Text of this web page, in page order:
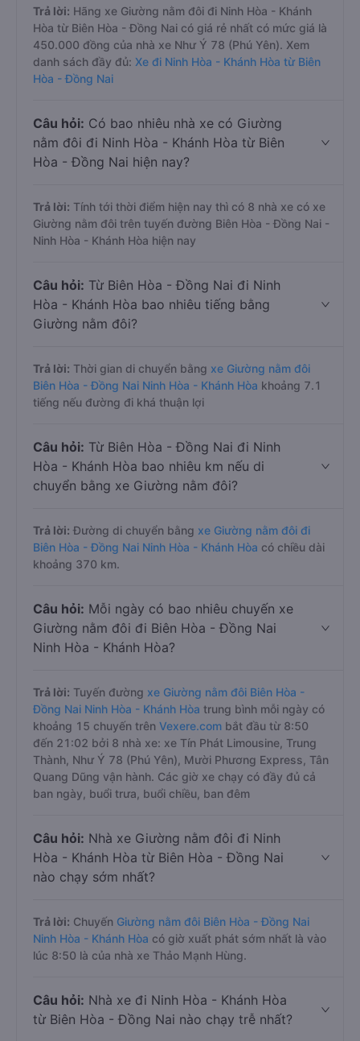
Trả lời: Hãng xe Giường nằm đôi đi Ninh Hòa - Khánh
Hòa từ Biên Hòa - Đồng Nai có giá rẻ nhất có mức giá là
450.000 đồng của nhà xe Như Ý 78 (Phú Yên). Xem
danh sách đầy đủ: Xe đi Ninh Hòa - Khánh Hòa từ Biên
Hòa - Đồng Nai
Câu hỏi: Có bao nhiêu nhà xe có Giường
nằm đôi đi Ninh Hòa - Khánh Hòa từ Biên
Hòa - Đồng Nai hiện nay?
Trả lời: Tính tới thời điểm hiện nay thì có 8 nhà xe có xe
Giường nằm đôi trên tuyến đường Biên Hòa - Đồng Nai -
Ninh Hòa - Khánh Hòa hiện nay
Câu hỏi: Từ Biên Hòa - Đồng Nai đi Ninh
Hòa - Khánh Hòa bao nhiêu tiếng bằng
Giường nằm đôi?
Trả lời: Thời gian di chuyển bằng xe Giường nằm đôi
Biên Hòa - Đồng Nai Ninh Hòa - Khánh Hòa khoảng 7.1
tiếng nếu đường đi khá thuận lợi
Câu hỏi: Từ Biên Hòa - Đồng Nai đi Ninh
Hòa - Khánh Hòa bao nhiêu km nếu di
chuyển bằng xe Giường nằm đôi?
Trả lời: Đường di chuyển bằng xe Giường nằm đôi đi
Biên Hòa - Đồng Nai Ninh Hòa - Khánh Hòa có chiều dài
khoảng 370 km.
Câu hỏi: Mỗi ngày có bao nhiêu chuyến xe
Giường nằm đôi đi Biên Hòa - Đồng Nai
Ninh Hòa - Khánh Hòa?
Trả lời: Tuyến đường xe Giường nằm đôi Biên Hòa -
Đồng Nai Ninh Hòa - Khánh Hòa trung bình mỗi ngày có
khoảng 15 chuyến trên Vexere.com bắt đầu từ 8:50
đến 21:02 bởi 8 nhà xe: xe Tín Phát Limousine, Trung
Thành, Như Ý 78 (Phú Yên), Mười Phương Express, Tân
Quang Dũng vận hành. Các giờ xe chạy có đầy đủ cả
ban ngày, buổi trưa, buổi chiều, ban đêm
Câu hỏi: Nhà xe Giường nằm đôi đi Ninh
Hòa - Khánh Hòa từ Biên Hòa - Đồng Nai
nào chạy sớm nhất?
Trả lời: Chuyến Giường nằm đôi Biên Hòa - Đồng Nai
Ninh Hòa - Khánh Hòa có giờ xuất phát sớm nhất là vào
lúc 8:50 là của nhà xe Thảo Mạnh Hùng.
Câu hỏi: Nhà xe đi Ninh Hòa - Khánh Hòa
từ Biên Hòa - Đồng Nai nào chạy trễ nhất?